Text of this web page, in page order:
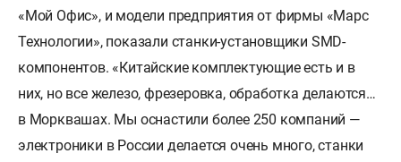
«Мой Офис», и модели предприятия от фирмы «Марс
Технологии», показали станки-установщики SMD-
компонентов. «Китайские комплектующие есть и в
них, но все железо, фрезеровка, обработка делаются…
в Морквашах. Мы оснастили более 250 компаний —
электроники в России делается очень много, станки